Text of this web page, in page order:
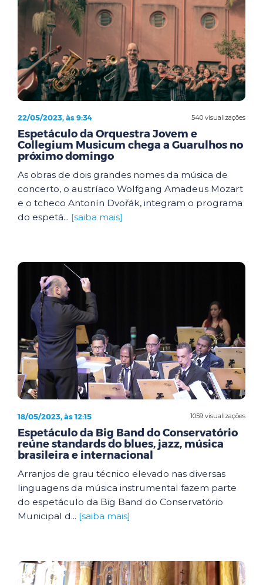
540 visualizações
22/05/2023, às 9:34
Espetáculo da Orquestra Jovem e
Collegium Musicum chega a Guarulhos no
próximo domingo
As obras de dois grandes nomes da música de
concerto, o austríaco Wolfgang Amadeus Mozart
e o tcheco Antonín Dvořák, integram o programa
do espetá... [saiba mais]
1059 visualizações
18/05/2023, às 12:15
Espetáculo da Big Band do Conservatório
reúne standards do blues, jazz, música
brasileira e internacional
Arranjos de grau técnico elevado nas diversas
linguagens da música instrumental fazem parte
do espetáculo da Big Band do Conservatório
Municipal d... [saiba mais]